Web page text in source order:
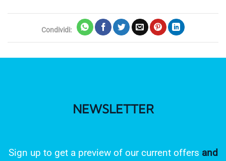
Condividi:
NEWSLETTER
Sign up to get a preview of our current offers and